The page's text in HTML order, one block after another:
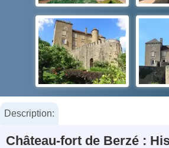
Description:
Château-fort de Berzé :